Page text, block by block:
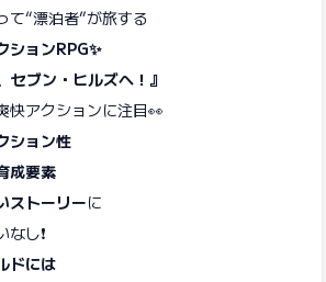
て“漂泊者”が旅する
ションRPG✨
セブン・ヒルズへ！』
快アクションに注目👀
ション性
成要素
ストーリーに
し❗️
ドには